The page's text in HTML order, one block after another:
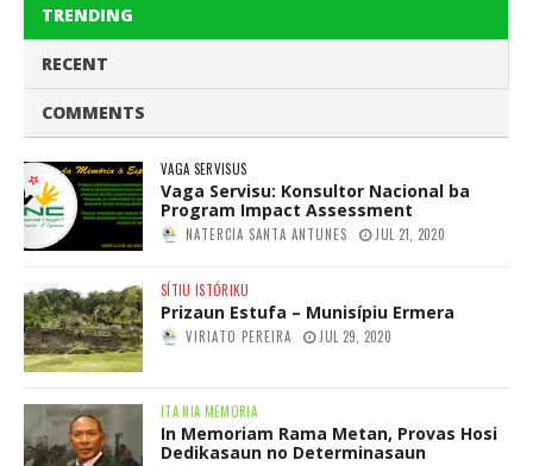
TRENDING
RECENT
COMMENTS
VAGA SERVISUS
Vaga Servisu: Konsultor Nacional ba
Program Impact Assessment
NATERCIA SANTA ANTUNES JUL 21, 2020
SÍTIU ISTÓRIKU
Prizaun Estufa – Munisípiu Ermera
VIRIATO PEREIRA JUL 29, 2020
ITA NIA MEMORIA
In Memoriam Rama Metan, Provas Hosi
Dedikasaun no Determinasaun